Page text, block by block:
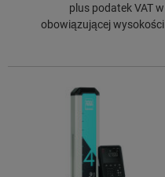
plus podatek VAT w
obowiązującej wysokości